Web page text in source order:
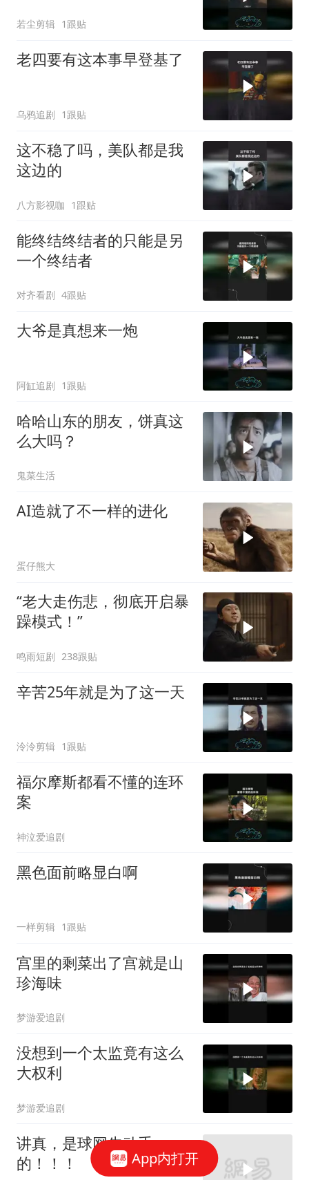
若尘剪辑 1跟贴
老四要有这本事早登基了
乌鸦追剧 1跟贴
这不稳了吗，美队都是我
这边的
八方影视咖 1跟贴
能终结终结者的只能是另
一个终结者
对齐看剧 4跟贴
大爷是真想来一炮
阿缸追剧 1跟贴
哈哈山东的朋友，饼真这
么大吗？
鬼菜生活
AI造就了不一样的进化
蛋仔熊大
“老大走伤悲，彻底开启暴
躁模式！”
鸣雨短剧 238跟贴
辛苦25年就是为了这一天
泠泠剪辑 1跟贴
福尔摩斯都看不懂的连环
案
神泣爱追剧
黑色面前略显白啊
一样剪辑 1跟贴
宫里的剩菜出了宫就是山
珍海味
梦游爱追剧
没想到一个太监竟有这么
大权利
梦游爱追剧
讲真，是球网先动手
的！！！
App内打开